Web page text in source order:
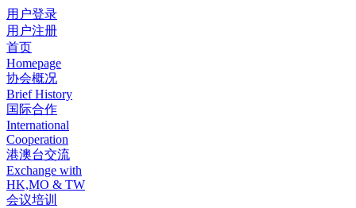
用户登录
用户注册
首页
Homepage
协会概况
Brief History
国际合作
International
Cooperation
港澳台交流
Exchange with
HK,MO & TW
会议培训